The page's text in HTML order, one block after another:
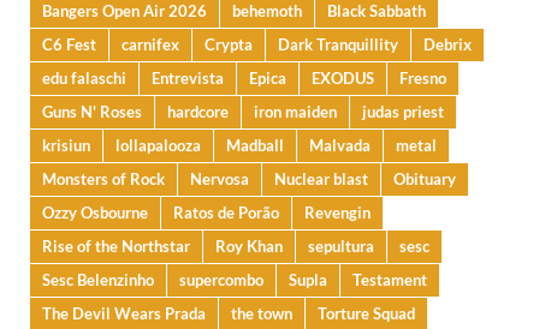
Bangers Open Air 2026
behemoth
Black Sabbath
C6 Fest
carnifex Crypta Dark Tranquillity
Debrix
edu falaschi
Entrevista Epica EXODUS
Fresno
Guns N' Roses
hardcore iron maiden
judas priest
krisiun
lollapalooza Madball Malvada
metal
Monsters of Rock
Nervosa Nuclear blast
Obituary
Ozzy Osbourne
Ratos de Porão
Revengin
Rise of the Northstar
Roy Khan sepultura
sesc
Sesc Belenzinho
supercombo Supla
Testament
The Devil Wears Prada
the town Torture Squad